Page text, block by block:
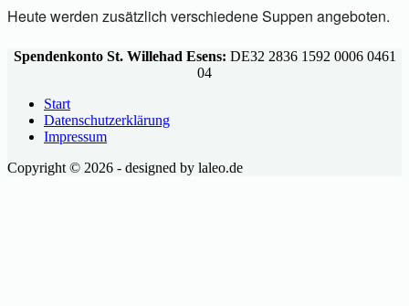
Heute werden zusätzlich verschiedene Suppen angeboten.
Spendenkonto St. Willehad Esens: DE32 2836 1592 0006 0461
04
Start
Datenschutzerklärung
Impressum
Copyright © 2026 - designed by laleo.de